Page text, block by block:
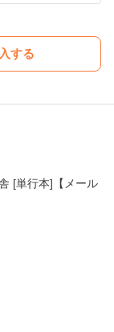
する
[単行本]【メール